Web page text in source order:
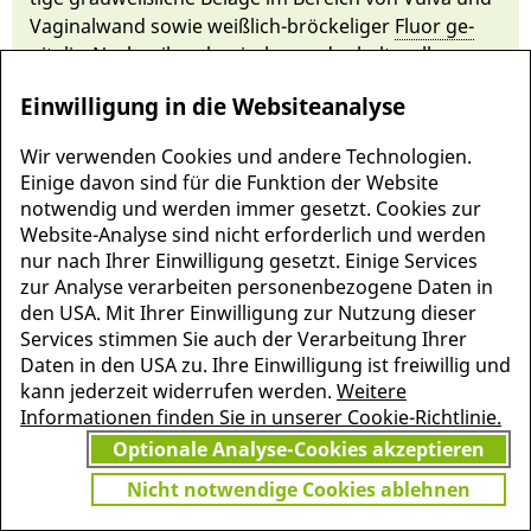
Vaginal­wand so­wie weiß­lich-brö­cke­liger Fluor ge­
nitalis. Nach mikro­skopischem oder kulturellem
MEHR INFORMATIONEN
ZU PSCHYREMBEL
JETZT
GRATIS TESTEN
Einwilligung in die Websiteanalyse
Wir verwenden Cookies und andere Technologien.
Einige davon sind für die Funktion der Website
notwendig und werden immer gesetzt. Cookies zur
Website-Analyse sind nicht erforderlich und werden
nur nach Ihrer Einwilligung gesetzt. Einige Services
zur Analyse verarbeiten personenbezogene Daten in
den USA. Mit Ihrer Einwilligung zur Nutzung dieser
Services stimmen Sie auch der Verarbeitung Ihrer
Daten in den USA zu. Ihre Einwilligung ist freiwillig und
kann jederzeit widerrufen werden. Weitere
Informationen finden Sie in unserer Cookie-Richtlinie.
Optionale Analyse-Cookies akzeptieren
Nicht notwendige Cookies ablehnen